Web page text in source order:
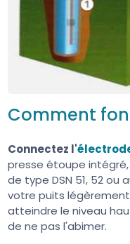
Comment
Connectez l'
presse étoupe
de type DSN 51, 52 ou
votre puits
atteindre le niveau
de ne pas l'abimer.